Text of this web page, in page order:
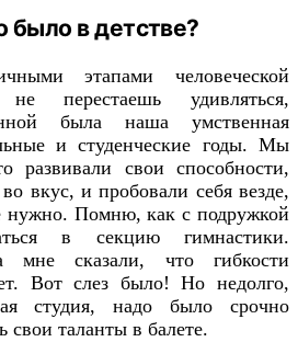
было в детстве?
этапами человеческой
не перестаешь удивляться,
была наша умственная
и студенческие годы. Мы
развивали свои способности,
вкус, и пробовали себя везде,
нужно. Помню, как с подружкой
в секцию гимнастики.
мне сказали, что гибкости
Вот слез было! Но недолго,
студия, надо было срочно
свои таланты в балете.